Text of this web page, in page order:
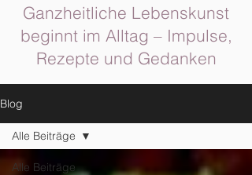
Ganzheitliche Lebenskunst
beginnt im Alltag – Impulse,
Rezepte und Gedanken
Blog
Alle Beiträge
Alle Beiträge